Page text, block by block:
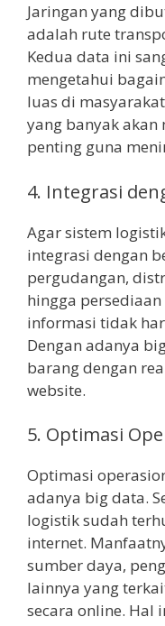
Jaringan yang
adalah rute
Kedua data ini
mengetahui
luas di
yang banyak
penting guna
4. Integrasi
Agar sistem
integrasi dengan
pergudangan,
hingga
informasi tidak
Dengan adanya
barang dengan
website.
5. Optimasi
Optimasi
adanya big data.
logistik sudah
internet.
sumber daya,
lainnya yang
secara online. Hal